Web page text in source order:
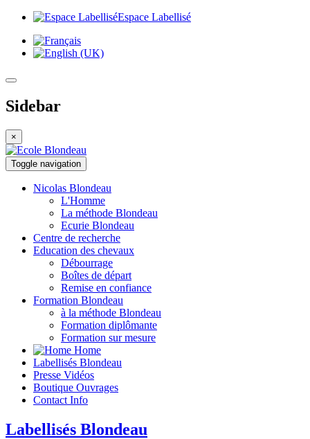
Espace Labellisé
Sidebar
×
Toggle navigation
Nicolas Blondeau
L'Homme
La méthode Blondeau
Ecurie Blondeau
Centre de recherche
Education des chevaux
Débourrage
Boîtes de départ
Remise en confiance
Formation Blondeau
à la méthode Blondeau
Formation diplômante
Formation sur mesure
Home
Labellisés Blondeau
Presse Vidéos
Boutique Ouvrages
Contact Info
Labellisés Blondeau